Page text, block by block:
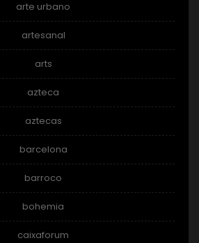
arte urbano
artesanal
arts
azteca
aztecas
barcelona
barroco
bohemia
caixaforum